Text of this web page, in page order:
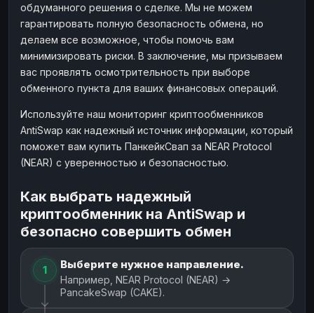
обдуманного решения о сделке. Мы не можем
гарантировать полную безопасность обмена, но
делаем все возможное, чтобы помочь вам
минимизировать риски. В заключение, мы призываем
вас проявлять осмотрительность при выборе
обменного пункта для ваших финансовых операций.
Используйте наш мониторинг криптообменников
AntiSwap как надежный источник информации, который
поможет вам купить ПанкейкСвап за NEAR Protocol
(NEAR) с уверенностью и безопасностью.
Как выбрать надежный
криптообменник на AntiSwap и
безопасно совершить обмен
1 Выберите нужное направление.
Например, NEAR Protocol (NEAR) →
PancakeSwap (CAKE).